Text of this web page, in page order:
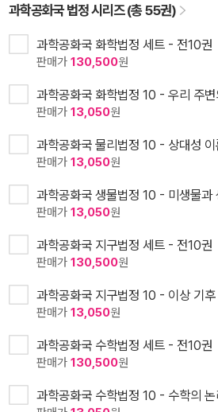
과학공화국 법정 시리즈 (총 55권)
과학공화국 화학법정 세트 - 전10권
판매가 130,500원
과학공화국 화학법정 10 - 우리 주
판매가 13,050원
과학공화국 물리법정 10 - 상대성 이
판매가 13,050원
과학공화국 생물법정 10 - 미생물과
판매가 13,050원
과학공화국 지구법정 세트 - 전10권
판매가 130,500원
과학공화국 지구법정 10 - 이상 기후
판매가 13,050원
과학공화국 수학법정 세트 - 전10권
판매가 130,500원
과학공화국 수학법정 10 - 수학의 논